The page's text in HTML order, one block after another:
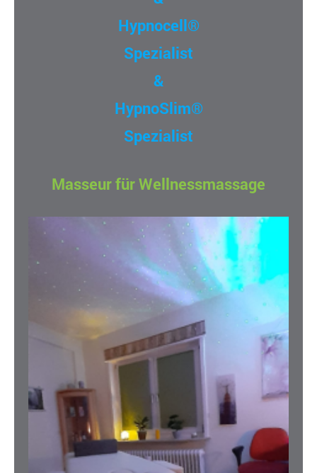
Hypnocell®
Spezialist
&
HypnoSlim®
Spezialist
Masseur für Wellnessmassage